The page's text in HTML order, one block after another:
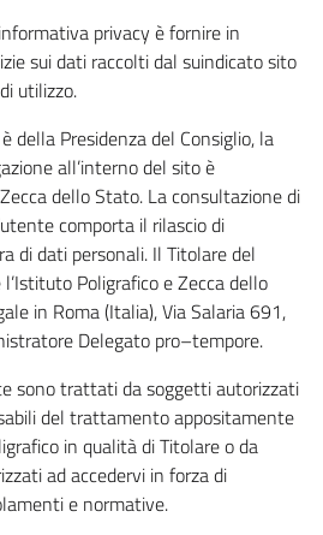
privacy è fornire in
sui dati raccolti dal suindicato sito
utilizzo.
della Presidenza del Consiglio, la
all’interno del sito è
dello Stato. La consultazione di
comporta il rilascio di
di dati personali. Il Titolare del
Poligrafico e Zecca dello
in Roma (Italia), Via Salaria 691,
Delegato pro–tempore.
sono trattati da soggetti autorizzati
del trattamento appositamente
in qualità di Titolare o da
ad accedervi in forza di
e normative.